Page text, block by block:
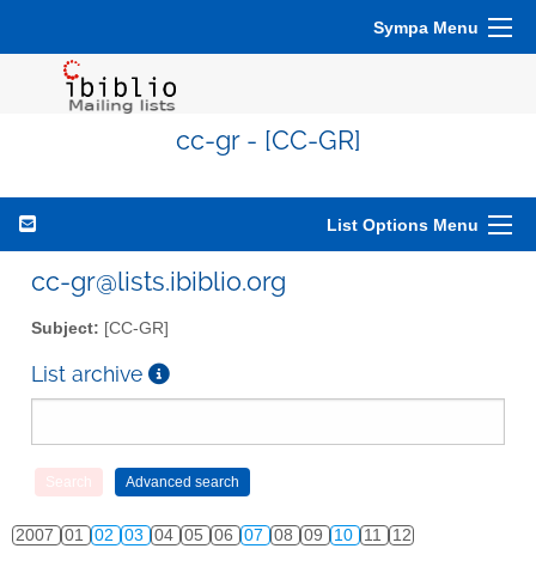
Sympa Menu
cc-gr - [CC-GR]
List Options Menu
cc-gr@lists.ibiblio.org
Subject: [CC-GR]
List archive
2007 01 02 03 04 05 06 07 08 09 10 11 12